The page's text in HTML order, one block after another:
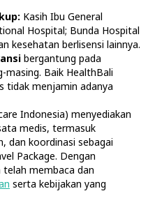
Kasih Ibu General
Hospital; Bunda Hospital
kesehatan berlisensi lainnya.
bergantung pada
masing. Baik HealthBali
tidak menjamin adanya
Indonesia) menyediakan
medis, termasuk
dan koordinasi sebagai
Package. Dengan
membaca dan
serta kebijakan yang
travel
informational
medical advice.
not provide
by
may vary.
the respective